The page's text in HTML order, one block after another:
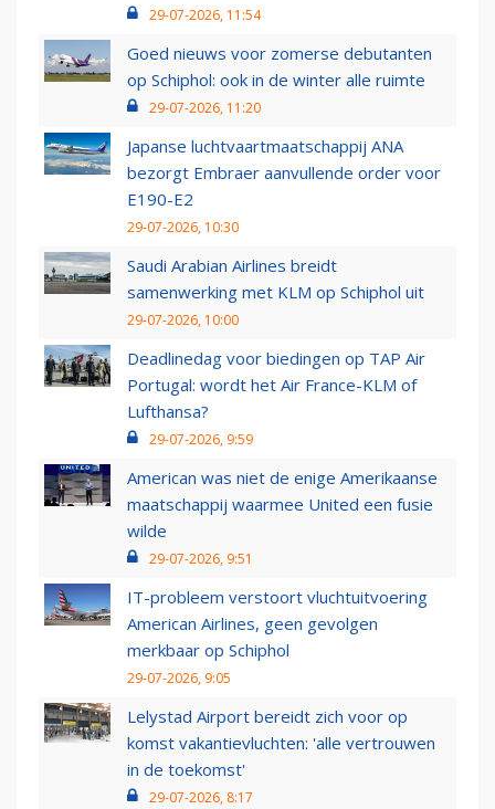
29-07-2026, 11:54
Goed nieuws voor zomerse debutanten
op Schiphol: ook in de winter alle ruimte
29-07-2026, 11:20
Japanse luchtvaartmaatschappij ANA
bezorgt Embraer aanvullende order voor
E190-E2
29-07-2026, 10:30
Saudi Arabian Airlines breidt
samenwerking met KLM op Schiphol uit
29-07-2026, 10:00
Deadlinedag voor biedingen op TAP Air
Portugal: wordt het Air France-KLM of
Lufthansa?
29-07-2026, 9:59
American was niet de enige Amerikaanse
maatschappij waarmee United een fusie
wilde
29-07-2026, 9:51
IT-probleem verstoort vluchtuitvoering
American Airlines, geen gevolgen
merkbaar op Schiphol
29-07-2026, 9:05
Lelystad Airport bereidt zich voor op
komst vakantievluchten: 'alle vertrouwen
in de toekomst'
29-07-2026, 8:17